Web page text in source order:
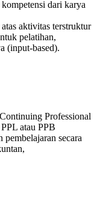
dari karya
aktivitas terstruktur
pelatihan,
(input-based).
Professional
atau PPB
secara